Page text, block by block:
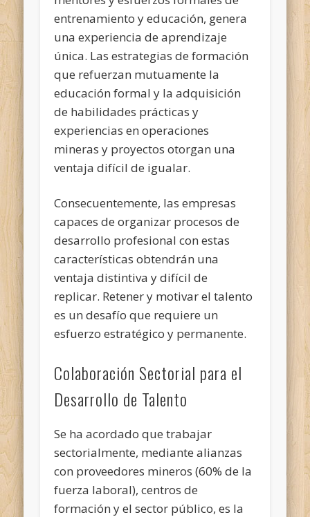
entrenamiento y educación, genera
una experiencia de aprendizaje
única. Las estrategias de formación
que refuerzan mutuamente la
educación formal y la adquisición
de habilidades prácticas y
experiencias en operaciones
mineras y proyectos otorgan una
ventaja difícil de igualar.
Consecuentemente, las empresas
capaces de organizar procesos de
desarrollo profesional con estas
características obtendrán una
ventaja distintiva y difícil de
replicar. Retener y motivar el talento
es un desafío que requiere un
esfuerzo estratégico y permanente.
Colaboración Sectorial para el
Desarrollo de Talento
Se ha acordado que trabajar
sectorialmente, mediante alianzas
con proveedores mineros (60% de la
fuerza laboral), centros de
formación y el sector público, es la